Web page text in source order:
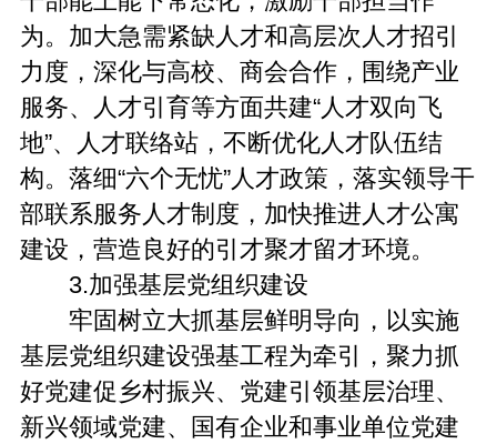
为。加大急需紧缺人才和高层次人才招引
力度，深化与高校、商会合作，围绕产业
服务、人才引育等方面共建“人才双向飞
地”、人才联络站，不断优化人才队伍结
构。落细“六个无忧”人才政策，落实领导干
部联系服务人才制度，加快推进人才公寓
建设，营造良好的引才聚才留才环境。
3.加强基层党组织建设
牢固树立大抓基层鲜明导向，以实施
基层党组织建设强基工程为牵引，聚力抓
好党建促乡村振兴、党建引领基层治理、
新兴领域党建、国有企业和事业单位党建